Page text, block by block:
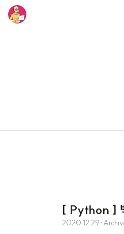
[ Python ]
2020.12.29 ·